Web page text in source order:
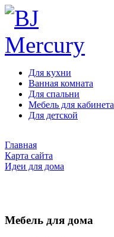
Для кухни
Ванная комната
Для спальни
Мебель для кабинета
Для детской
Главная
Карта сайта
Идеи для дома
Мебель для дома